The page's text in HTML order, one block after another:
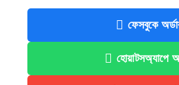
ফেসবুকে
হোয়াটসঅ্যাপে